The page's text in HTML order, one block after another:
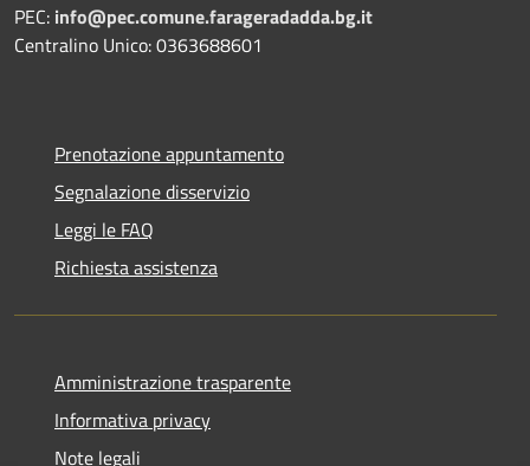
PEC: info@pec.comune.farageradadda.bg.it
Centralino Unico: 0363688601
Prenotazione appuntamento
Segnalazione disservizio
Leggi le FAQ
Richiesta assistenza
Amministrazione trasparente
Informativa privacy
Note legali